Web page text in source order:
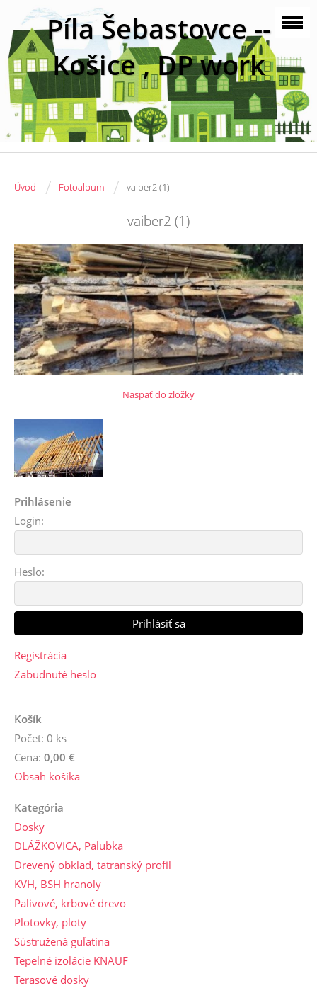
Píla Šebastovce --
Košice , DP work
Úvod / Fotoalbum / vaiber2 (1)
vaiber2 (1)
Naspäť do zložky
Prihlásenie
Login:
Heslo:
Registrácia
Zabudnuté heslo
Košík
Počet: 0 ks
Cena: 0,00 €
Obsah košíka
Kategória
Dosky
DLÁŽKOVICA, Palubka
Drevený obklad, tatranský profil
KVH, BSH hranoly
Palivové, krbové drevo
Plotovky, ploty
Sústružená guľatina
Tepelné izolácie KNAUF
Terasové dosky